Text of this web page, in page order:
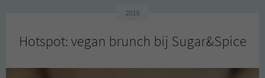
2015
Hotspot: vegan brunch bij Sugar&Spice